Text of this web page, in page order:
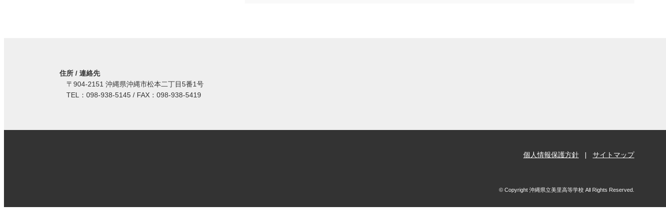
住所 / 連絡先
〒904-2151 沖縄県沖縄市松本二丁目5番1号
TEL：098-938-5145 / FAX：098-938-5419
個人情報保護方針 サイトマップ
© Copyright 沖縄県立美里高等学校 All Rights Reserved.